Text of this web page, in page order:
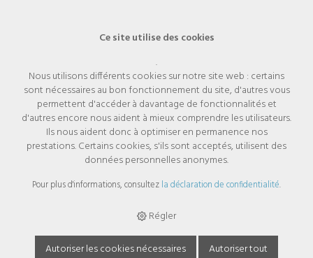
Kloril P vernis à ongles 3,3 ml
promotion- à partir de 2 pièces
sans frais de port !
Ce site utilise des cookies
.
Nous utilisons différents cookies sur notre site web : certains
sont nécessaires au bon fonctionnement du site, d'autres vous
permettent d'accéder à davantage de fonctionnalités et
d'autres encore nous aident à mieux comprendre les utilisateurs.
Ils nous aident donc à optimiser en permanence nos
prestations. Certains cookies, s'ils sont acceptés, utilisent des
données personnelles anonymes.
Pour plus d'informations, consultez la déclaration de confidentialité.
Régler
Autoriser les cookies nécessaires Autoriser tout